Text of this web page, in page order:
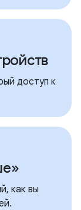
доступ к
как вы